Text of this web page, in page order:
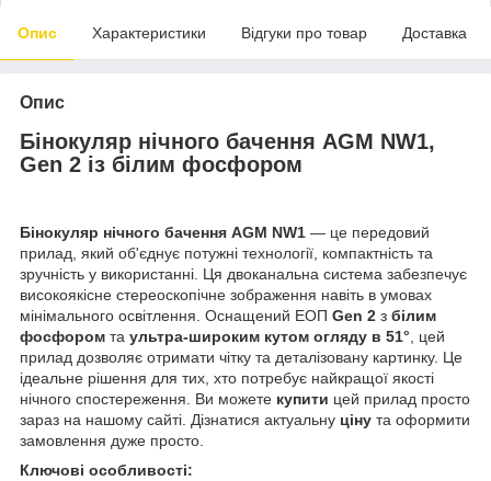
Опис Характеристики Відгуки про товар Доставка
Опис
Бінокуляр нічного бачення AGM NW1,
Gen 2 із білим фосфором
Бінокуляр нічного бачення AGM NW1 — це передовий
прилад, який об'єднує потужні технології, компактність та
зручність у використанні. Ця двоканальна система забезпечує
високоякісне стереоскопічне зображення навіть в умовах
мінімального освітлення. Оснащений ЕОП Gen 2 з білим
фосфором та ультра-широким кутом огляду в 51°, цей
прилад дозволяє отримати чітку та деталізовану картинку. Це
ідеальне рішення для тих, хто потребує найкращої якості
нічного спостереження. Ви можете купити цей прилад просто
зараз на нашому сайті. Дізнатися актуальну ціну та оформити
замовлення дуже просто.
Ключові особливості: